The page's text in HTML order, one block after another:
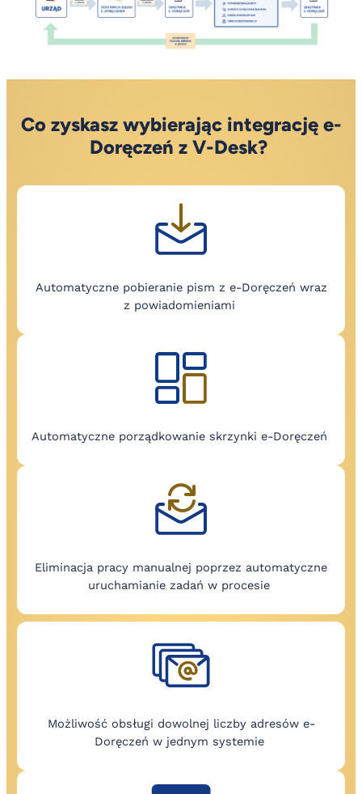
Co zyskasz wybierając integrację e-
Doręczeń z V-Desk?
Automatyczne pobieranie pism z e-Doręczeń wraz
z powiadomieniami
Automatyczne porządkowanie skrzynki e-Doręczeń
Eliminacja pracy manualnej poprzez automatyczne
uruchamianie zadań w procesie
Możliwość obsługi dowolnej liczby adresów e-
Doręczeń w jednym systemie